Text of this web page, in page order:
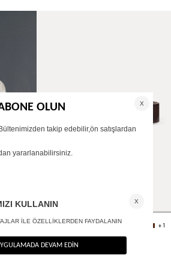
Metal tokalı deri kemer + 1
850TL
510TL %40